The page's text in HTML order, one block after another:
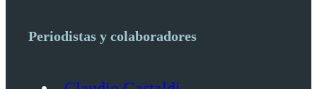
Periodistas y colaboradores